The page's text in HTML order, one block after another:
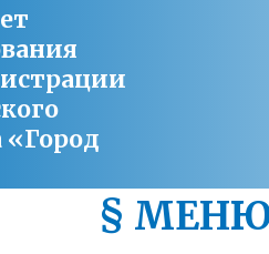
«Город
§